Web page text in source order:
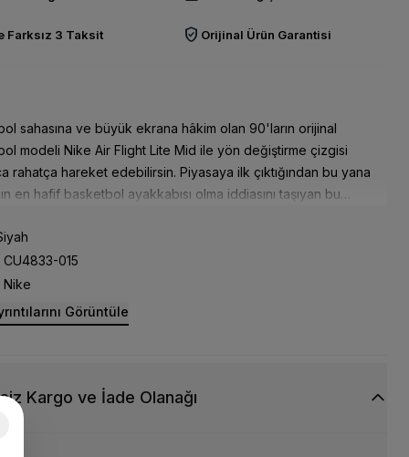
Farksız 3 Taksit verified_user Orijinal Ürün Garantisi
sahasına ve büyük ekrana hâkim olan 90'ların orijinal
modeli Nike Air Flight Lite Mid ile yön değiştirme çizgisi
rahatça hareket edebilirsin. Piyasaya ilk çıktığından bu yana
en hafif basketbol ayakkabısı olma iddiasını taşıyan bu
model, nereden olursan ol, koşuna yıldız havası katar ve evinin
sunar. Fütüristik Swoosh logosu ve klasik TPU bağcık gözleri,
mükemmel stiliyle harmanlanmıştır.
CU4833-015
Nike
Görüntüle
Kargo ve İade Olanağı